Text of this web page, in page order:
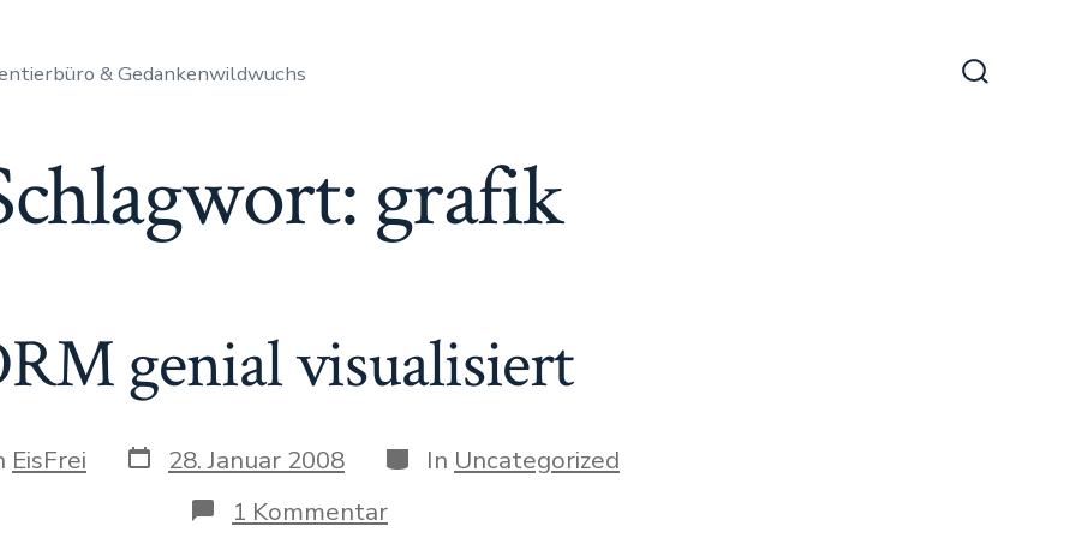
& Gedankenwildwuchs
grafik
genial visualisiert
EisFrei Datum
des
Beitrags
28. Januar 2008 Kategorien
In Uncategorized
1 Kommentarzu